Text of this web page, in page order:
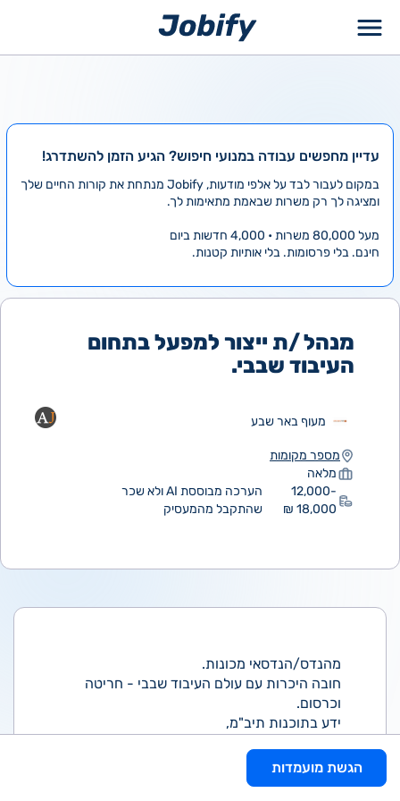
עדיין מחפשים עבודה במנועי חיפוש? הגיע הזמן להשתדרג!
במקום לעבור לבד על אלפי מודעות, Jobify מנתחת את קורות החיים שלך
ומציגה לך רק משרות שבאמת מתאימות לך.
מעל 80,000 משרות • 4,000 חדשות ביום
חינם. בלי פרסומות. בלי אותיות קטנות.
מנהל /ת ייצור למפעל בתחום
העיבוד שבבי.
מעוף באר שבע
מספר מקומות
מלאה
12,000-
18,000 ₪
הערכה מבוססת AI ולא שכר
שהתקבל מהמעסיק
מהנדס/הנדסאי מכונות.
חובה היכרות עם עולם העיבוד שבבי - חריטה
וכרסום.
ידע בתוכנות תיב"מ,
הגשת מועמדות